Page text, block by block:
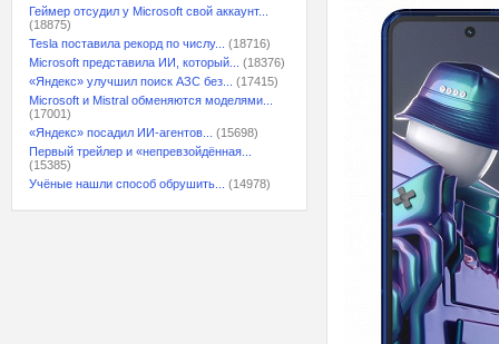
Геймер отсудил у Microsoft свой аккаунт...
(18875)
Tesla поставила рекорд по числу...
(18716)
Microsoft представила ИИ, который...
(18376)
«Яндекс» улучшил поиск АЗС без...
(17415)
Microsoft и Mistral обменяются моделями...
(17001)
«Яндекс» посадил ИИ-агентов...
(15698)
Первый трейлер и «непревзойдённая...
(15385)
Учёные нашли способ обрушить...
(14978)